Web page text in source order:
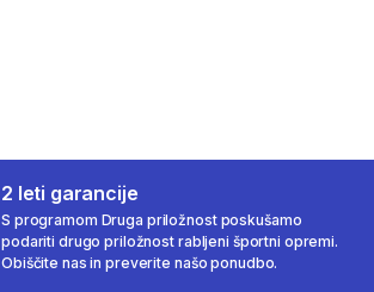
2 leti garancije
S programom Druga priložnost poskušamo
podariti drugo priložnost rabljeni športni opremi.
Obiščite nas in preverite našo ponudbo.